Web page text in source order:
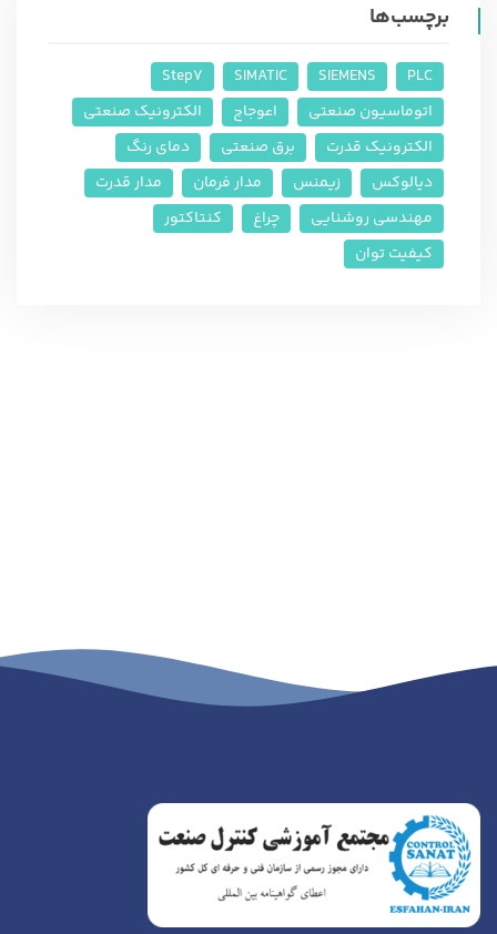
برچسب‌ها
PLC
SIEMENS
SIMATIC
Step7
اتوماسیون صنعتی
اعوجاج
الکترونیک صنعتی
الکترونیک قدرت
برق صنعتی
دمای رنگ
دیالوکس
زیمنس مدار فرمان
مدار قدرت
مهندسی روشنایی
چراغ
کنتاکتور
کیفیت توان